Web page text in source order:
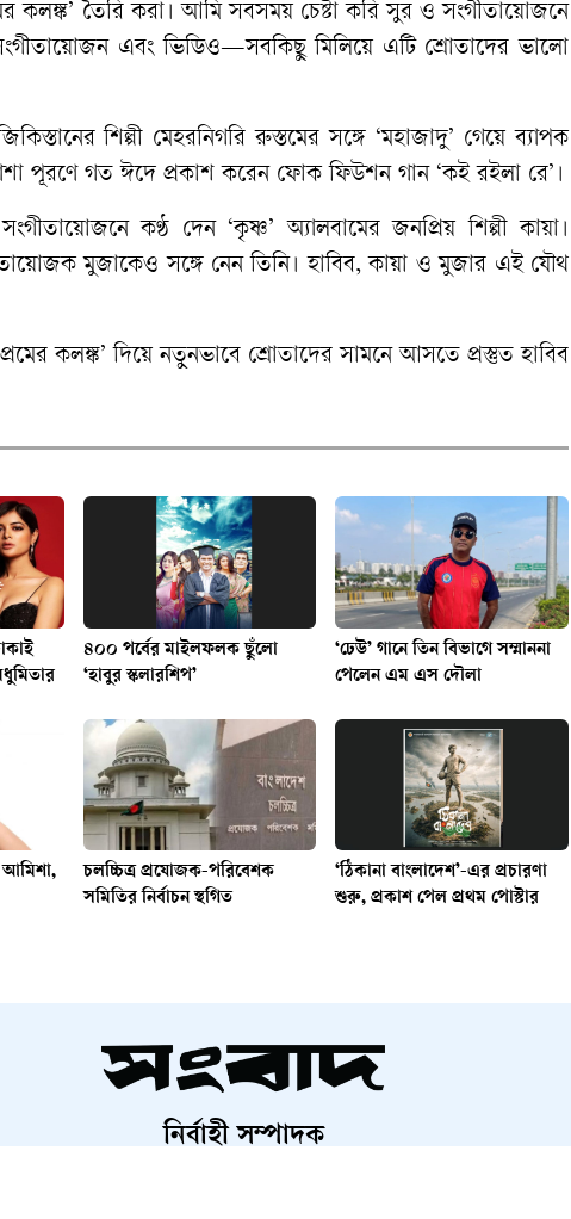
কলঙ্ক’ তৈরি করা। আমি সবসময় চেষ্টা করি সুর ও সংগীতায়োজনে
এবং ভিডিও—সবকিছু মিলিয়ে এটি শ্রোতাদের ভালো
শিল্পী মেহরনিগরি রুস্তমের সঙ্গে ‘মহাজাদু’ গেয়ে ব্যাপক
পূরণে গত ঈদে প্রকাশ করেন ফোক ফিউশন গান ‘কই রইলা রে’।
কণ্ঠ দেন ‘কৃষ্ণ’ অ্যালবামের জনপ্রিয় শিল্পী কায়া।
মুজাকেও সঙ্গে নেন তিনি। হাবিব, কায়া ও মুজার এই যৌথ
কলঙ্ক’ দিয়ে নতুনভাবে শ্রোতাদের সামনে আসতে প্রস্তুত হাবিব
৪০০ পর্বের মাইলফলক ছুঁলো
‘হাবুর স্কলারশিপ’
‘ঢেউ’ গানে তিন বিভাগে সম্মাননা
পেলেন এম এস দৌলা
আমিশা,
চলচ্চিত্র প্রযোজক-পরিবেশক
সমিতির নির্বাচন স্থগিত
‘ঠিকানা বাংলাদেশ’-এর প্রচারণা
শুরু, প্রকাশ পেল প্রথম পোস্টার
নির্বাহী সম্পাদক